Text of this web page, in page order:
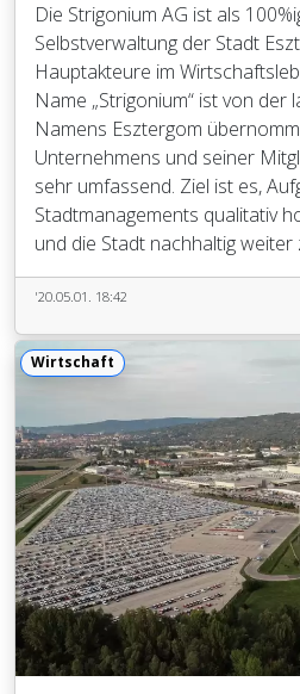
Die Strigonium AG ist als
Selbstverwaltung der Stadt
Hauptakteure im
Name „Strigonium“ ist von der
Namens Esztergom
Unternehmens und seiner
sehr umfassend. Ziel ist es,
Stadtmanagements qualitativ
und die Stadt nachhaltig weiter
'20.05.01. 18:42
Wirtschaft